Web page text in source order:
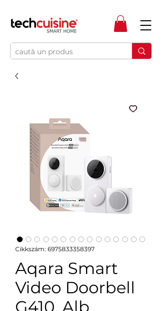
Cikkszám: 6975833358397
Aqara Smart
Video Doorbell
G410, Alb